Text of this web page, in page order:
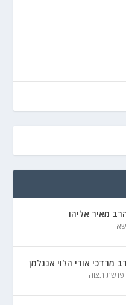
מאיר אליהו
אורי הלוי אנגלמן
פרשת תצוה